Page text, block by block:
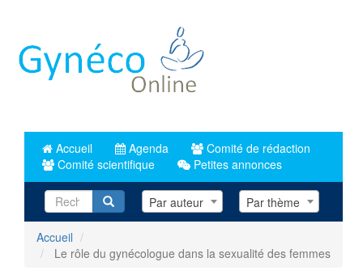
principal
Accueil Agenda
Comité de rédaction
Comité scientifique
Petites annonces
RecherchePar auteur Par thème
Accueil
Le rôle du gynécologue dans la sexualité des femmes